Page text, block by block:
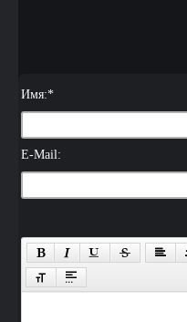
Имя:*
E-Mail: